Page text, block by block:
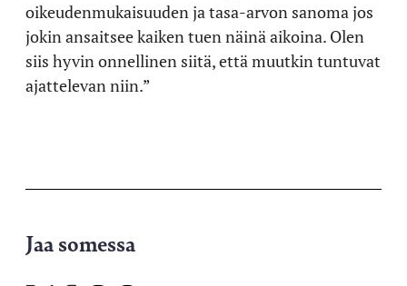
oikeudenmukaisuuden ja tasa-arvon sanoma jos
jokin ansaitsee kaiken tuen näinä aikoina. Olen
siis hyvin onnellinen siitä, että muutkin tuntuvat
ajattelevan niin.”
Jaa somessa